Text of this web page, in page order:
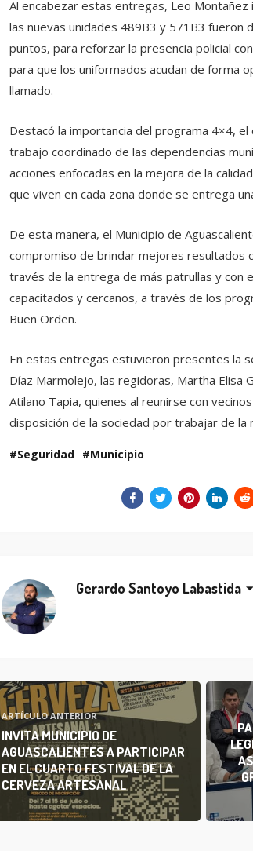
Al encabezar estas entregas, Leo
las nuevas unidades 489B3 y 571B3 fueron
puntos, para reforzar la presencia policial
para que los uniformados acudan de forma
llamado.
Destacó la importancia del programa 4×4, el
trabajo coordinado de las dependencias
acciones enfocadas en la mejora de la
que viven en cada zona donde se entrega
De esta manera, el Municipio de
compromiso de brindar mejores resultados
través de la entrega de más patrullas y con
capacitados y cercanos, a través de los
Buen Orden.
En estas entregas estuvieron presentes la
Díaz Marmolejo, las regidoras, Martha Elisa
Atilano Tapia, quienes al reunirse con
disposición de la sociedad por trabajar de la
Seguridad Municipio
Gerardo Santoyo Labastida
ARTÍCULO ANTERIOR
INVITA MUNICIPIO DE
AGUASCALIENTES A PARTICIPAR
EN EL CUARTO FESTIVAL DE LA
CERVEZA ARTESANAL